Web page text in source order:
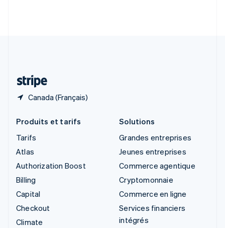
Canada (Français)
Produits et tarifs
Tarifs
Atlas
Authorization Boost
Billing
Capital
Checkout
Climate
Solutions
Grandes entreprises
Jeunes entreprises
Commerce agentique
Cryptomonnaie
Commerce en ligne
Services financiers
intégrés